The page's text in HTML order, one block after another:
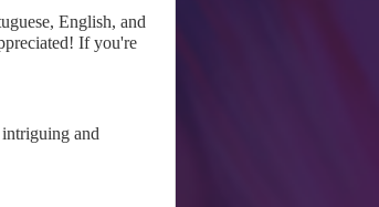
English, and
If you're
and